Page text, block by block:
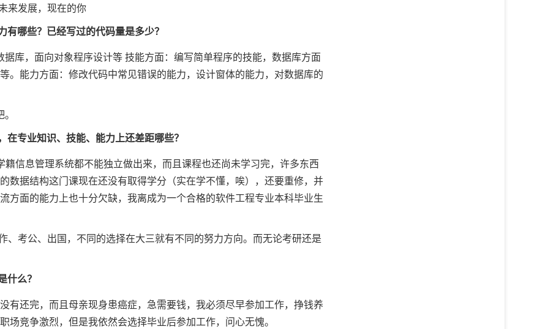
来发展，现在的你
哪些？已经写过的代码量是多少？
库，面向对象程序设计等 技能方面：编写简单程序的技能，数据库方面
。能力方面：修改代码中常见错误的能力，设计窗体的能力，对数据库的
专业知识、技能、能力上还差距哪些？
信息管理系统都不能独立做出来，而且课程也还尚未学习完，许多东西
数据结构这门课现在还没有取得学分（实在学不懂，唉），还要重修，并
方面的能力上也十分欠缺，我离成为一个合格的软件工程专业本科毕业生
、考公、出国，不同的选择在大三就有不同的努力方向。而无论考研还是
什么？
有还完，而且母亲现身患癌症，急需要钱，我必须尽早参加工作，挣钱养
场竞争激烈，但是我依然会选择毕业后参加工作，问心无愧。